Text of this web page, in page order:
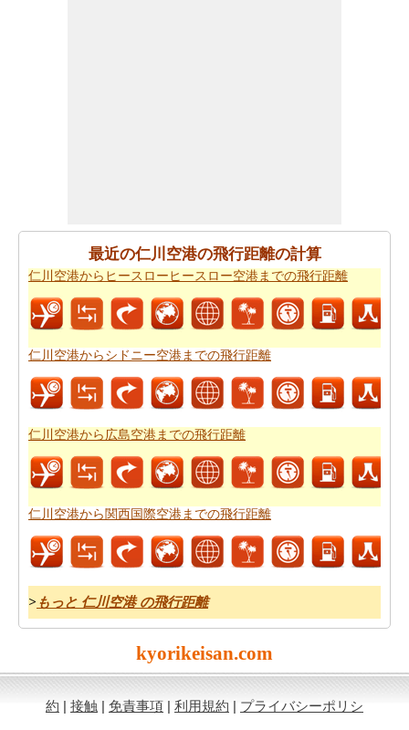
飛行時間を知ることができます。
新しい場所に行くの後、あなたの目的地へのルートを知
あなたは仁川空港から関西国際空港までの道路ルートプ
ラン をチェックすることができます。
かかるどのくらい知ってはいけませんか。あなたは
仁川
空港から関西国際空港までの旅行の費用
をもらいます。
最近の仁川空港の飛行距離の計算
仁川空港からヒースローヒースロー空港までの飛行距離
仁川空港からシドニー空港までの飛行距離
仁川空港から広島空港までの飛行距離
仁川空港から関西国際空港までの飛行距離
> もっと 仁川空港 の飛行距離
kyorikeisan.com
約 | 接触 | 免責事項 | 利用規約 | プライバシーポリシ